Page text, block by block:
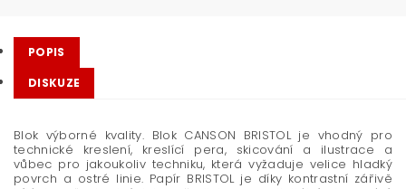
POPIS
DISKUZE
Blok výborné kvality. Blok CANSON BRISTOL je vhodný pro
technické kreslení, kreslící pera, skicování a ilustrace a
vůbec pro jakoukoliv techniku, která vyžaduje velice hladký
povrch a ostré linie. Papír BRISTOL je díky kontrastní zářivě